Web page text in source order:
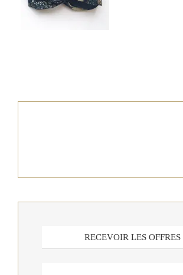
RECEVOIR LES OFFRES